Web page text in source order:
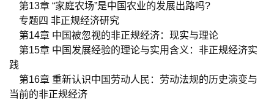
第13章 “家庭农场”是中国农业的发展出路吗?
专题四 非正规经济研究
第14章 中国被忽视的非正规经济：现实与理论
第15章 中国发展经验的理论与实用含义：非正规经济实
践
第16章 重新认识中国劳动人民：劳动法规的历史演变与
当前的非正规经济